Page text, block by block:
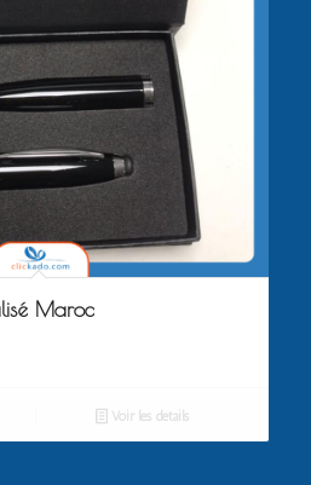
Maroc
Voir les détails